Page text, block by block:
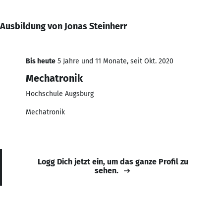
Ausbildung von Jonas Steinherr
Bis heute 5 Jahre und 11 Monate, seit Okt. 2020
Mechatronik
Hochschule Augsburg
Mechatronik
Logg Dich jetzt ein, um das ganze Profil zu
sehen.